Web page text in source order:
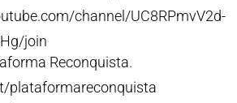
channel/UC8RPmvV2d-
join
Reconquista.
plataformareconquista